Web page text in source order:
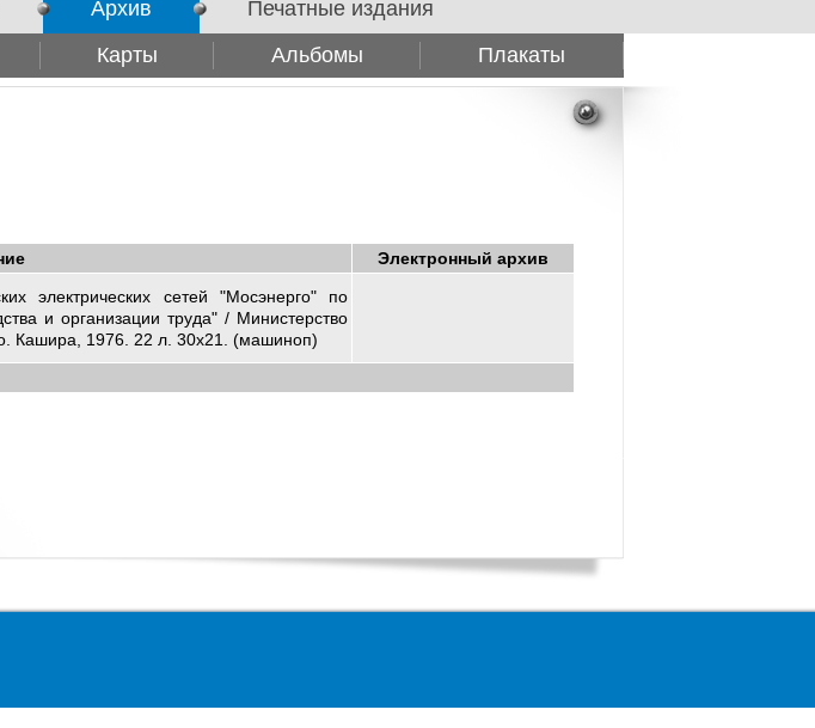
Архив
Карты Альбомы Плакаты
Печатные издания
Электронный архив
электрических сетей "Мосэнерго" по
и организации труда" / Министерство
Кашира, 1976. 22 л. 30х21. (машиноп)